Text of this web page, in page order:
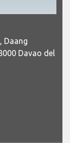
Daang
Davao del